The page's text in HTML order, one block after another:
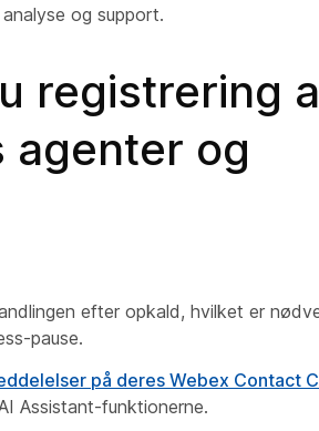
og support.
registrering
og
efter opkald, hvilket er
pause.
på deres Webex Contact
Assistant-funktionerne.